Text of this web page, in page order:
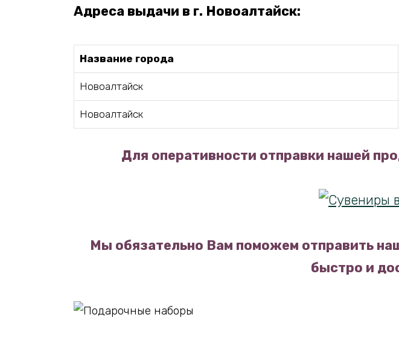
Адреса выдачи в г. Новоалтайск:
Название города
Новоалтайск
Новоалтайск
Для оперативности отправки нашей
Мы обязательно Вам поможем отправить
быстро и